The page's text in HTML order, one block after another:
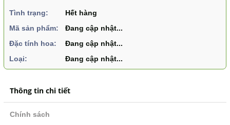
Tình trạng:
Hết hàng
Mã sản phẩm:
Đang cập nhật...
Đặc tính hoa:
Đang cập nhật...
Loại:
Đang cập nhật...
Thông tin chi tiết
Chính sách